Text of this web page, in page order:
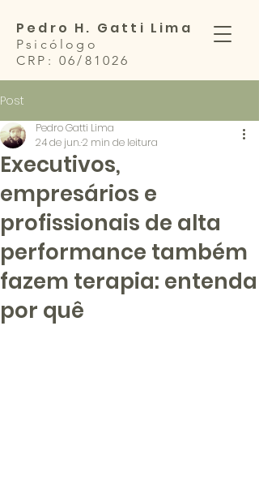
Pedro H. Gatti Lima
Psicólogo
CRP: 06/81026
Post
Executivos,
empresários e
profissionais de alta
performance também
fazem terapia: entenda
por quê
Pedro Gatti Lima
24 de jun.2 min de leitura